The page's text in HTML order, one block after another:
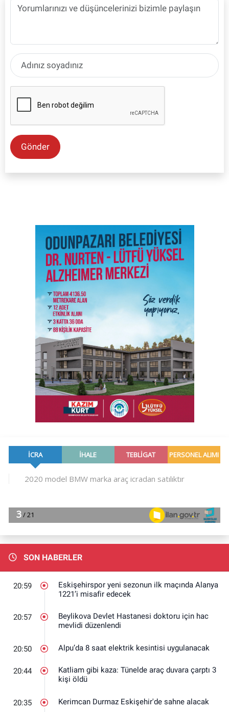
Gönder
SON HABERLER
20:59
Eskişehirspor yeni sezonun ilk maçında Alanya
1221’i misafir edecek
20:57
Beylikova Devlet Hastanesi doktoru için hac
mevlidi düzenlendi
20:50 Alpu’da 8 saat elektrik kesintisi uygulanacak
20:44
Katliam gibi kaza: Tünelde araç duvara çarptı 3
kişi öldü
20:35 Kerimcan Durmaz Eskişehir'de sahne alacak